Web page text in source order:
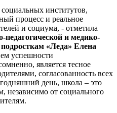
институтов,
процесс и реальное
и социума, - отметила
педагогической и медико-
«Леда» Елена
успешности
является тесное
согласованность всех
день, школа – это
независимо от социального